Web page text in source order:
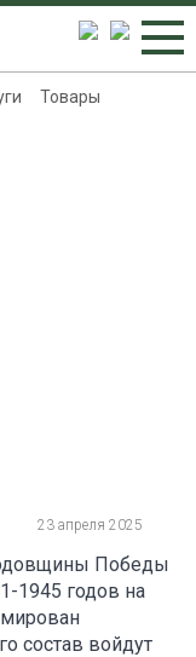
Товары
23 апреля 2025
Победы
1945 годов на
состав войдут